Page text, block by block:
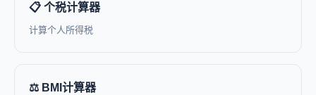
📋 个税计算器
计算个人所得税
⚖️ BMI计算器